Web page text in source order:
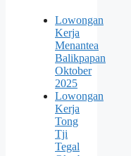
Lowongan
Kerja
Menantea
Balikpapan
Oktober
2025
Lowongan
Kerja
Tong
Tji
Tegal